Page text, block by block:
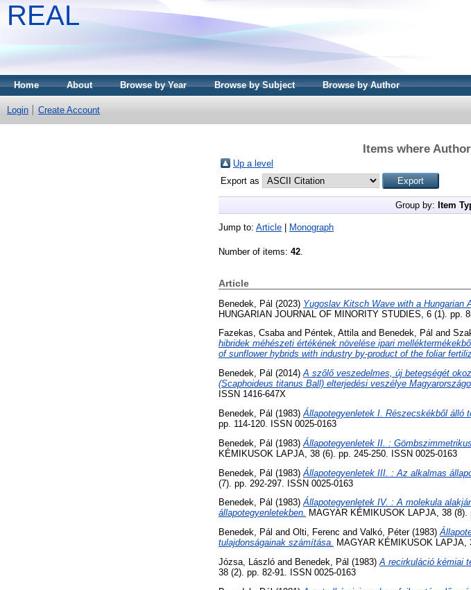
REAL
Home About Browse by Year Browse by Subject Browse by Author
Login Create Account
Items where
Up a level
Export as
Group by: Item
Jump to: Article Monograph
Number of items: 42
Article
Benedek, Pál (2023) Yugoslav Kitsch Wave with a Hungarian
HUNGARIAN JOURNAL OF MINORITY STUDIES, 6 (1). pp.
Fazekas, Csabaand Péntek, Attilaand Benedek, Pál and
hibridek méhészeti értékének növelése ipari
of sunflower hybrids with industry by-product of the foliar
Benedek, Pál (2014)A szőlő veszedelmes, új betegségét
(Scaphoideus titanus Ball) elterjedési veszélye
ISSN 1416-647X
Benedek, Pál (1983) Állapotegyenletek I. Részecskékből álló
pp. 114-120. ISSN 0025-0163
Benedek, Pál (1983) Állapotegyenletek II. :
KÉMIKUSOK LAPJA, 38 (6). pp. 245-250. ISSN 0025-0163
Benedek, Pál (1983) Állapotegyenletek III. : Az alkalmas
(7). pp. 292-297. ISSN 0025-0163
Benedek, Pál (1983)Állapotegyenletek IV. : A molekula
állapotegyenletekben. MAGYAR KÉMIKUSOK LAPJA, 38 (8).
Benedek, Pál and Olti, Ferenc and Valkó, Péter(1983)
tulajdonságainak számítása. MAGYAR KÉMIKUSOK LAPJA,
Józsa, László and Benedek, Pál (1983) A recirkuláció kémiai
38 (2). pp. 82-91. ISSN 0025-0163